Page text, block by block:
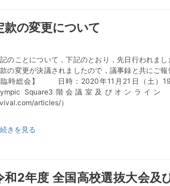
款の変更について
のことについて，下記のとおり，先日行われま
の変更が決議されましたので，議事録と共に
臨時総会】 日時：2020年11月21日（土
Square3階会議室及びオンラ
articles/）
続きを見る
和2年度 全国高校選抜大会及